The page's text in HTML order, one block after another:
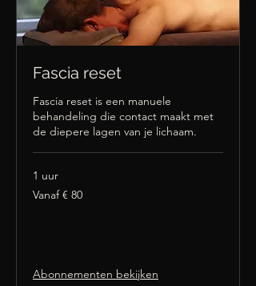
Fascia reset
Fascia reset is een manuele
behandeling die contact maakt met
de diepere lagen van je lichaam.
1 uur
Vanaf
80
Vanaf € 80
Abonnementen bekijken